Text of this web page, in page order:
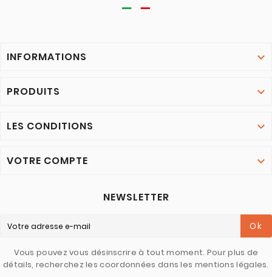
INFORMATIONS 
PRODUITS 
LES CONDITIONS 
VOTRE COMPTE 
NEWSLETTER
Ok
Vous pouvez vous désinscrire à tout moment. Pour plus de
détails, recherchez les coordonnées dans les mentions légales.